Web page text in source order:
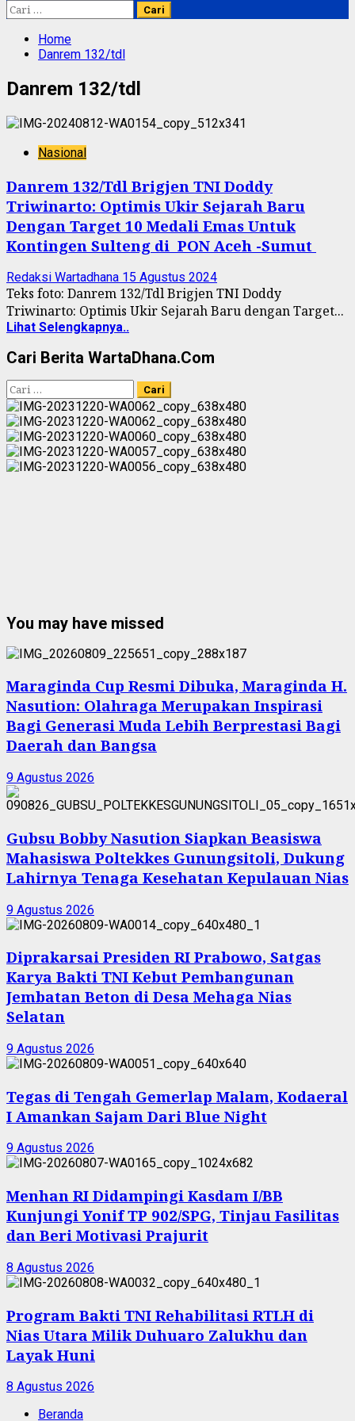
Cari
untuk:
Home
Danrem 132/tdl
Danrem 132/tdl
Nasional
Danrem 132/Tdl Brigjen TNI Doddy
Triwinarto: Optimis Ukir Sejarah Baru
Dengan Target 10 Medali Emas Untuk
Kontingen Sulteng di PON Aceh -Sumut
Redaksi Wartadhana 15 Agustus 2024
Teks foto: Danrem 132/Tdl Brigjen TNI Doddy
Triwinarto: Optimis Ukir Sejarah Baru dengan Target...
Lihat Selengkapnya..
Cari Berita WartaDhana.Com
Cari
untuk:
You may have missed
Maraginda Cup Resmi Dibuka, Maraginda H.
Nasution: Olahraga Merupakan Inspirasi
Bagi Generasi Muda Lebih Berprestasi Bagi
Daerah dan Bangsa
9 Agustus 2026
Gubsu Bobby Nasution Siapkan Beasiswa
Mahasiswa Poltekkes Gunungsitoli, Dukung
Lahirnya Tenaga Kesehatan Kepulauan Nias
9 Agustus 2026
Diprakarsai Presiden RI Prabowo, Satgas
Karya Bakti TNI Kebut Pembangunan
Jembatan Beton di Desa Mehaga Nias
Selatan
9 Agustus 2026
Tegas di Tengah Gemerlap Malam, Kodaeral
I Amankan Sajam Dari Blue Night
9 Agustus 2026
Menhan RI Didampingi Kasdam I/BB
Kunjungi Yonif TP 902/SPG, Tinjau Fasilitas
dan Beri Motivasi Prajurit
8 Agustus 2026
Program Bakti TNI Rehabilitasi RTLH di
Nias Utara Milik Duhuaro Zalukhu dan
Layak Huni
8 Agustus 2026
Beranda